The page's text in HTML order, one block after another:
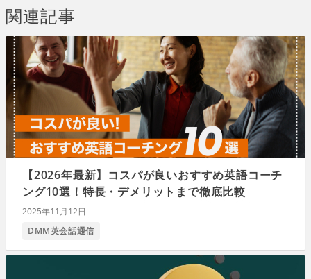
関連記事
【2026年最新】コスパが良いおすすめ英語コーチ
ング10選！特長・デメリットまで徹底比較
2025年11月12日
DMM英会話通信